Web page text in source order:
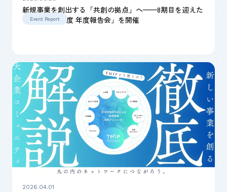
新規事業を創出する「共創の拠点」へ——8期目を迎えた
TMIP「2026年度 年度報告会」を開催
Event Report
2026.04.01